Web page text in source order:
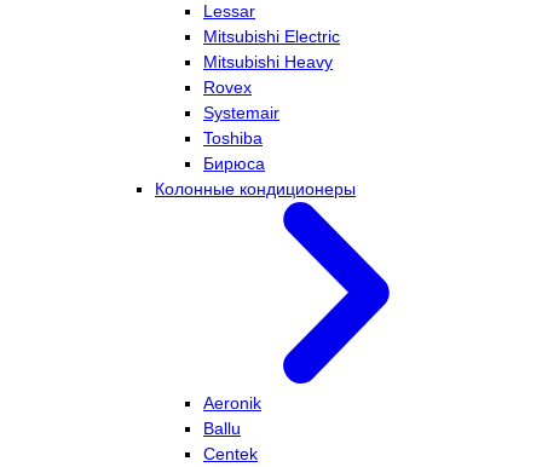
Lessar
Mitsubishi Electric
Mitsubishi Heavy
Rovex
Systemair
Toshiba
Бирюса
Колонные кондиционеры
Aeronik
Ballu
Centek